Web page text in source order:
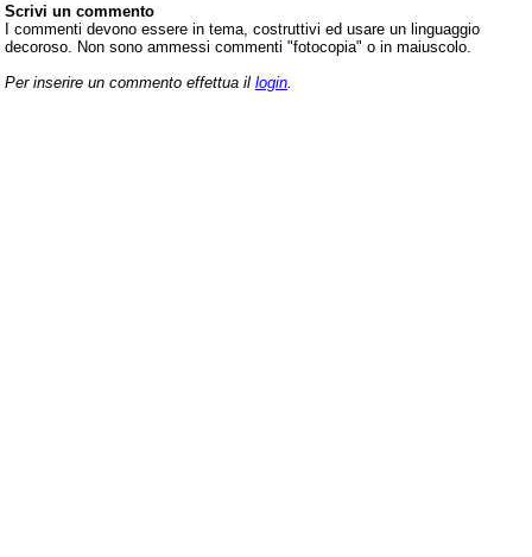
Scrivi un commento
I commenti devono essere in tema, costruttivi ed usare un linguaggio
decoroso. Non sono ammessi commenti "fotocopia" o in maiuscolo.
Per inserire un commento effettua il login